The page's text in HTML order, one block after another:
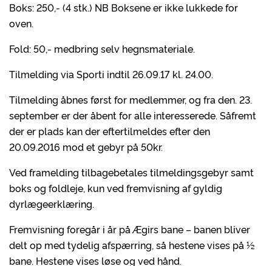
Boks: 250,- (4 stk.) NB Boksene er ikke lukkede for
oven.
Fold: 50,- medbring selv hegnsmateriale.
Tilmelding via Sporti indtil 26.09.17 kl. 24.00.
Tilmelding åbnes først for medlemmer, og fra den. 23.
september er der åbent for alle interesserede. Såfremt
der er plads kan der eftertilmeldes efter den
20.09.2016 mod et gebyr på 50kr.
Ved framelding tilbagebetales tilmeldingsgebyr samt
boks og foldleje, kun ved fremvisning af gyldig
dyrlægeerklæring.
Fremvisning foregår i år på Ægirs bane – banen bliver
delt op med tydelig afspærring, så hestene vises på ½
bane. Hestene vises løse og ved hånd.